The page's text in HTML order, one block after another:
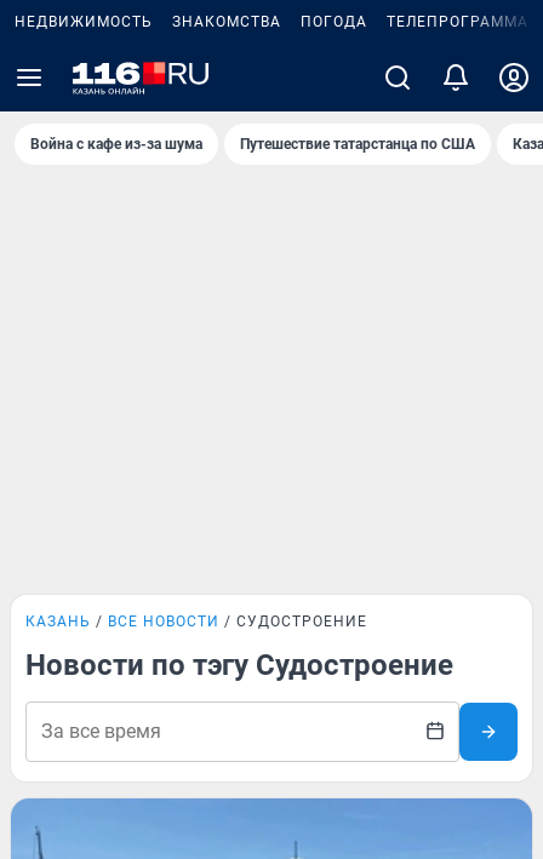
НЕДВИЖИМОСТЬ ЗНАКОМСТВА ПОГОДА ТЕЛЕПРОГРАММА
Война с кафе из-за шума Путешествие татарстанца по США
КАЗАНЬ ВСЕ НОВОСТИ СУДОСТРОЕНИЕ
Новости по тэгу Судостроение